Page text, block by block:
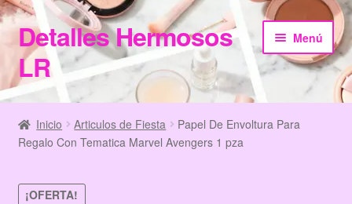
Ir
a
la
navegación
Ir
al
contenido
Detalles Hermosos
LR
Menú
Inicio
Categories
Checkout
Inicio Articulos de Fiesta
Papel De Envoltura Para
Regalo Con Tematica Marvel Avengers 1 pza
¡OFERTA!